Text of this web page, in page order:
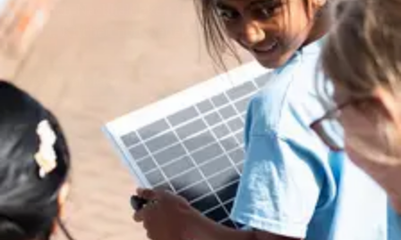
im Bereich Nachhaltigkeit fördern – für Gemeinden,
Schulen, Kirchen und weitere Einrichtungen.
Kontakt